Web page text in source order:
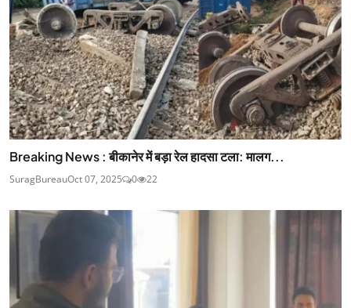
Breaking News : बीकानेर में बड़ा रेल हादसा टला: मालग...
SuragBureauOct 07, 2025 0 22